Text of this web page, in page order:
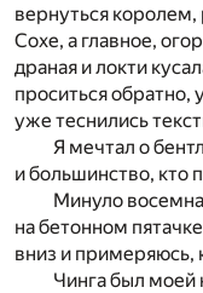
вернуться королем,
Сохе, а главное,
драная и локти
проситься обратно,
уже теснились
Я мечтал о
и большинство, кто
Минуло
на бетонном
вниз и примеряюсь,
Чинга был моей